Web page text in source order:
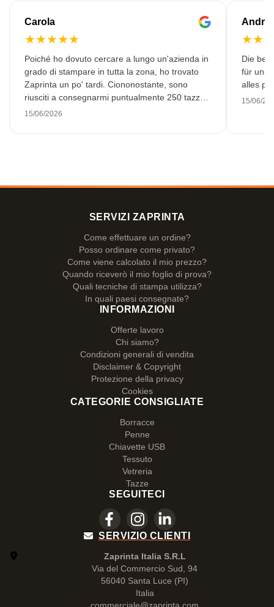
Carola
★★★★★
Poiché ho dovuto cercare a lungo un'azienda in
grado di stampare in tutta la zona, ho trovato
Zaprinta un po' tardi. Ciononostante, sono
riusciti a consegnarmi puntualmente 250 tazze
smaltate splendidamente stampate. Sono molto
15/06/2026
★★
Die
für
alles
15/06/
SERVIZI ZAPRINTA
Come effettuare un ordine?
Posso ordinare come privato?
Come viene calcolato il mio prezzo?
Quando riceverò il mio foglio di prova?
Quali tecniche di stampa utilizza?
In quali paesi consegnate?
INFORMAZIONI
Offerte lavoro
Chi siamo?
Condizioni generali di vendita
Disclaimer & Copyright
Protezione della privacy
Cookies
CATEGORIE CONSIGLIATE
Borracce
Penne
Chiavette USB
Tessuto
Vetreria
Tazze
SEGUITECI
SERVIZIO CLIENTI
Zaprinta Italia S.R.L
Via del Commercio Sud, 94
56040 Santa Luce (PI)
Italia